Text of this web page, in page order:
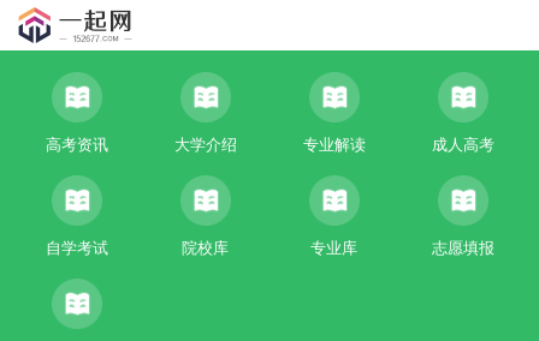
高考资讯 大学介绍 专业解读 成人高考
自学考试 院校库 专业库 志愿填报